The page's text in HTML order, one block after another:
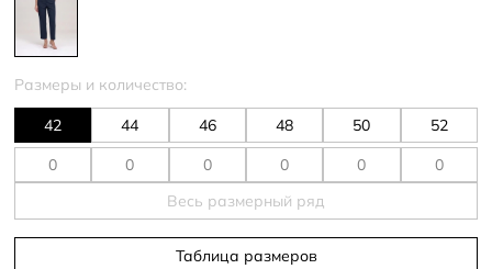
Размеры и количество:
42 44 46 48 50 52
Весь размерный ряд
Таблица размеров